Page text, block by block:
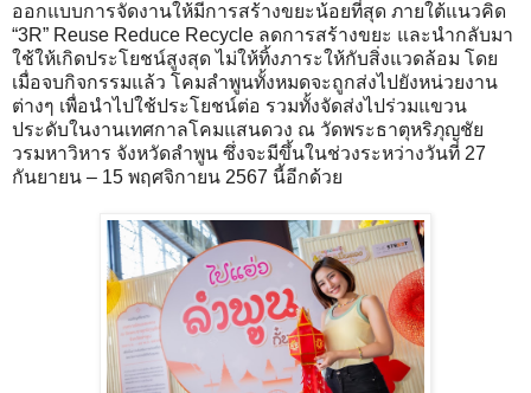
ออกแบบการจัดงานให้มีการสร้างขยะน้อยที่สุด ภายใต้แนวคิด
“3R” Reuse Reduce Recycle ลดการสร้างขยะ และนำกลับมา
ใช้ให้เกิดประโยชน์สูงสุด ไม่ให้ทิ้งภาระให้กับสิ่งแวดล้อม โดย
เมื่อจบกิจกรรมแล้ว โคมลำพูนทั้งหมดจะถูกส่งไปยังหน่วยงาน
ต่างๆ เพื่อนำไปใช้ประโยชน์ต่อ รวมทั้งจัดส่งไปร่วมแขวน
ประดับในงานเทศกาลโคมแสนดวง ณ วัดพระธาตุหริภุญชัย
วรมหาวิหาร จังหวัดลำพูน ซึ่งจะมีขึ้นในช่วงระหว่างวันที่ 27
กันยายน – 15 พฤศจิกายน 2567 นี้อีกด้วย